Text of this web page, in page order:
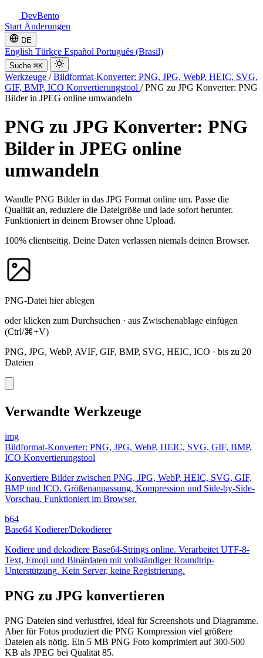
DevBento
Start Änderungen
DE
English Türkçe Español Português (Brasil)
Suche ⌘K
Werkzeuge / Bildformat-Konverter: PNG, JPG, WebP, HEIC, SVG,
GIF, BMP, ICO Konvertierungstool / PNG zu JPG Konverter: PNG
Bilder in JPEG online umwandeln
PNG zu JPG Konverter: PNG
Bilder in JPEG online
umwandeln
Wandle PNG Bilder in das JPG Format online um. Passe die
Qualität an, reduziere die Dateigröße und lade sofort herunter.
Funktioniert in deinem Browser ohne Upload.
100% clientseitig. Deine Daten verlassen niemals deinen Browser.
PNG-Datei hier ablegen
oder klicken zum Durchsuchen · aus Zwischenablage einfügen
(Ctrl/⌘+V)
PNG, JPG, WebP, AVIF, GIF, BMP, SVG, HEIC, ICO · bis zu 20
Dateien
Verwandte Werkzeuge
img
Bildformat-Konverter: PNG, JPG, WebP, HEIC, SVG, GIF, BMP,
ICO Konvertierungstool
Konvertiere Bilder zwischen PNG, JPG, WebP, HEIC, SVG, GIF,
BMP und ICO. Größenanpassung, Kompression und Side-by-Side-
Vorschau. Funktioniert im Browser.
b64
Base64 Kodierer/Dekodierer
Kodiere und dekodiere Base64-Strings online. Verarbeitet UTF-8-
Text, Emoji und Binärdaten mit vollständiger Roundtrip-
Unterstützung. Kein Server, keine Registrierung.
PNG zu JPG konvertieren
PNG Dateien sind verlustfrei, ideal für Screenshots und Diagramme.
Aber für Fotos produziert die PNG Kompression viel größere
Dateien als nötig. Ein 5 MB PNG Foto komprimiert auf 300-500
KB als JPEG bei Qualität 85.